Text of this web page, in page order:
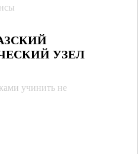
УЗЕЛ
учинить не